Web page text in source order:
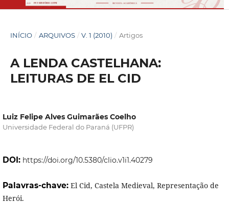
INÍCIO / ARQUIVOS / V. 1 (2010) / Artigos
A LENDA CASTELHANA:
LEITURAS DE EL CID
Luiz Felipe Alves Guimarães Coelho
Universidade Federal do Paraná (UFPR)
DOI: https://doi.org/10.5380/clio.v1i1.40279
Palavras-chave: El Cid, Castela Medieval, Representação de
Herói.